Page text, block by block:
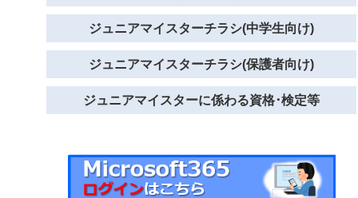
ジュニアマイスターチラシ(中学生向け)
ジュニアマイスターチラシ(保護者向け)
ジュニアマイスターに係わる資格･検定等